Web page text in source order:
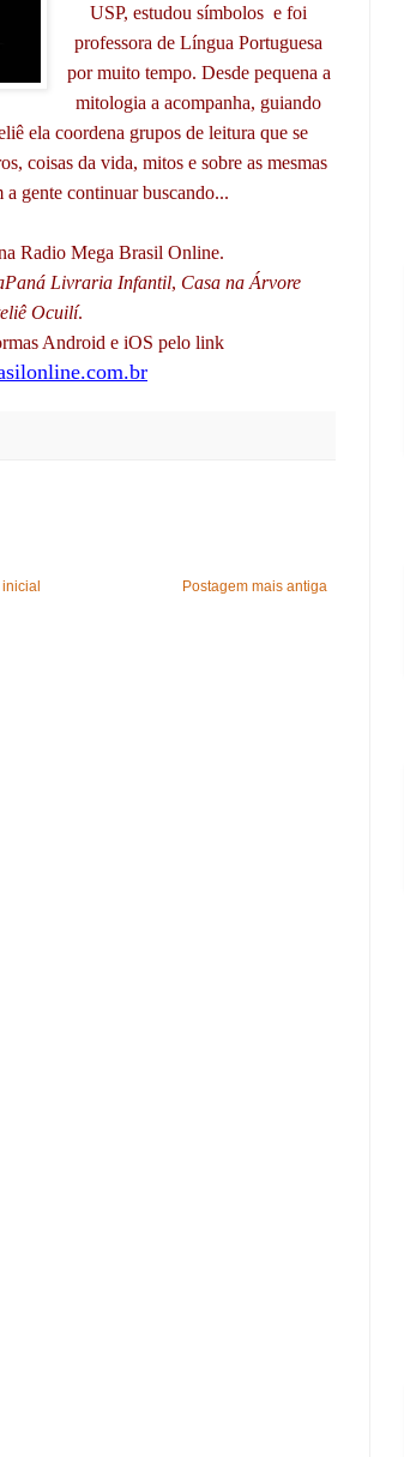
USP, estudou símbolos e foi
professora de Língua Portuguesa
por muito tempo. Desde pequena a
mitologia a acompanha, guiando
ela coordena grupos de leitura que se
coisas da vida, mitos e sobre as mesmas
a gente continuar buscando...
Radio Mega Brasil Online.
Livraria Infantil, Casa na Árvore
Ocuilí.
Android e iOS pelo link
Postagem mais antiga